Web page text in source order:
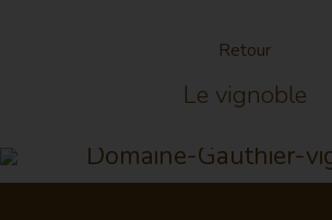
Retour
Le vignoble